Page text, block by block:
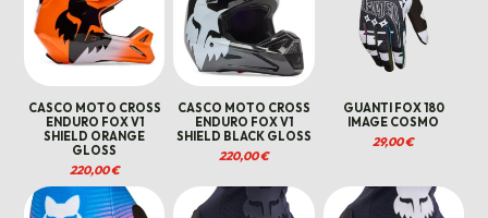
CASCO MOTO CROSS
ENDURO FOX V1
SHIELD ORANGE
GLOSS
220,00€
CASCO MOTO CROSS
ENDURO FOX V1
SHIELD BLACK GLOSS
220,00€
GUANTI FOX 180
IMAGE COSMO
29,00€